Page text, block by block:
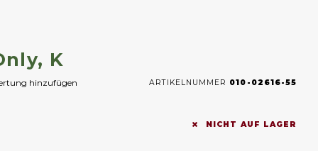
K
hinzufügen ARTIKELNUMMER 010-02616-55
NICHT AUF LAGER